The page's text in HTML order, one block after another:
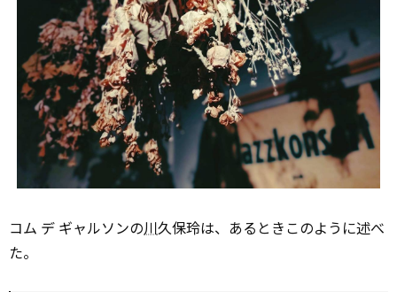
コム デ ギャルソンの川久保玲は、あるときこのように述べ
た。